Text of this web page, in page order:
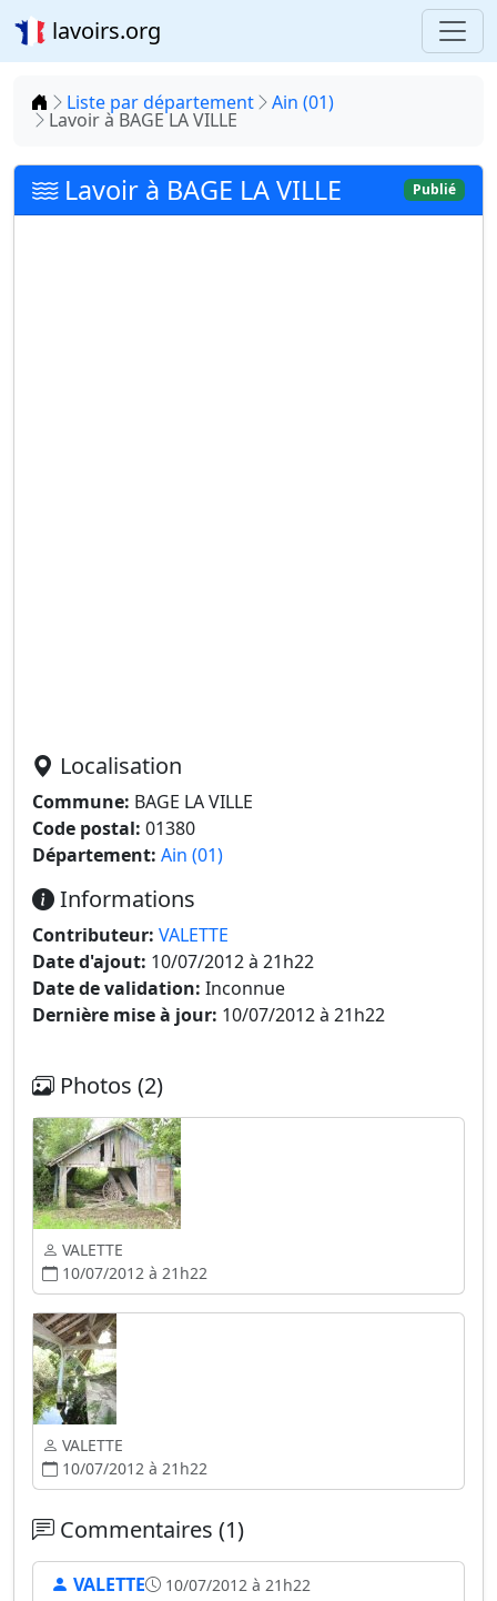
lavoirs.org
Accueil
Liste par département Ain (01)
Lavoir à BAGE LA VILLE
Lavoir à BAGE LA VILLE Publié
Localisation
Commune: BAGE LA VILLE
Code postal: 01380
Département: Ain (01)
Informations
Contributeur: VALETTE
Date d'ajout: 10/07/2012 à 21h22
Date de validation: Inconnue
Dernière mise à jour: 10/07/2012 à 21h22
Photos (2)
VALETTE
10/07/2012 à 21h22
VALETTE
10/07/2012 à 21h22
Commentaires (1)
VALETTE 10/07/2012 à 21h22